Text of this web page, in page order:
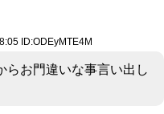
ID:ODEyMTE4M
らお門違いな事言い出し